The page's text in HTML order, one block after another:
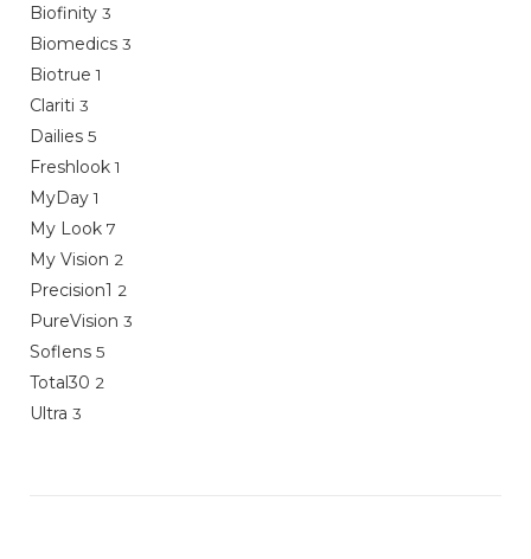
Biofinity 3
Biomedics 3
Biotrue 1
Clariti 3
Dailies 5
Freshlook 1
MyDay 1
My Look 7
My Vision 2
Precision1 2
PureVision 3
Soflens 5
Total30 2
Ultra 3